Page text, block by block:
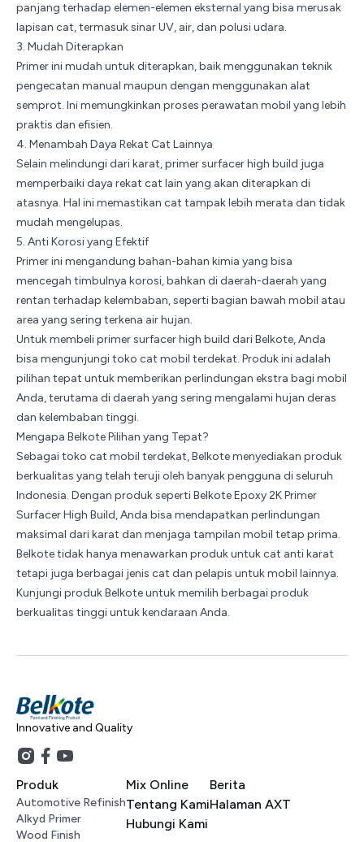
panjang terhadap elemen-elemen eksternal yang bisa merusak
lapisan cat, termasuk sinarUV, air, dan polusi udara.
3. Mudah Diterapkan
Primer ini mudah untuk diterapkan, baik menggunakan teknik
pengecatan manual maupun dengan menggunakan alat
semprot. Ini memungkinkan proses perawatan mobil yang lebih
praktis dan efisien.
4. Menambah Daya Rekat Cat Lainnya
Selain melindungi dari karat, primer surfacer high build juga
memperbaiki daya rekat cat lain yang akan diterapkan di
atasnya. Hal ini memastikan cat tampak lebih merata dan tidak
mudah mengelupas.
5. Anti Korosi yang Efektif
Primer ini mengandung bahan-bahan kimia yang bisa
mencegah timbulnya korosi, bahkan di daerah-daerah yang
rentan terhadap kelembaban, seperti bagian bawah mobil atau
area yang sering terkena air hujan.
Untuk membeli primer surfacer high build dari Belkote, Anda
bisa mengunjungitoko cat mobil terdekat. Produk ini adalah
pilihan tepat untuk memberikan perlindungan ekstra bagi mobil
Anda, terutama di daerah yang sering mengalami hujan deras
dan kelembaban tinggi.
Mengapa Belkote Pilihan yang Tepat?
Sebagai toko cat mobil terdekat, Belkote menyediakan produk
berkualitas yang telah teruji oleh banyak pengguna di seluruh
Indonesia. Dengan produk seperti Belkote Epoxy 2K Primer
Surfacer High Build, Anda bisa mendapatkan perlindungan
maksimal dari karat dan menjaga tampilan mobil tetap prima.
Belkote tidak hanya menawarkan produk untuk cat anti karat
tetapi juga berbagai jenis cat dan pelapis untuk mobil lainnya.
Kunjungiproduk Belkoteuntuk memilih berbagai produk
berkualitas tinggi untuk kendaraan Anda.
Innovative and Quality
Produk
Automotive Refinish
Alkyd Primer
Wood Finish
Mix Online
Tentang Kami
Hubungi Kami
Berita
Halaman AXT